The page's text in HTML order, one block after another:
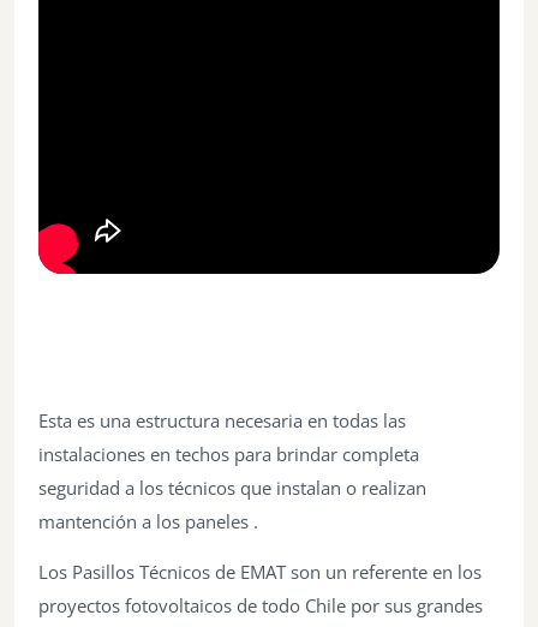
Esta es una estructura necesaria en todas las
instalaciones en techos para brindar completa
seguridad a los técnicos que instalan o realizan
mantención a los paneles .
Los Pasillos Técnicos de EMAT son un referente en los
proyectos fotovoltaicos de todo Chile por sus grandes